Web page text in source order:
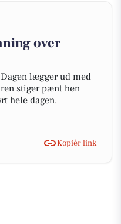
over
lægger ud med
stiger pænt hen
hele dagen.
Kopiér link